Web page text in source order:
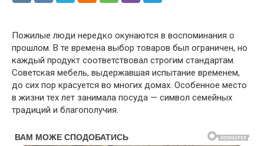
Пожилые люди нередко окунаются в воспоминания о
прошлом. В те времена выбор товаров был ограничен, но
каждый продукт соответствовал строгим стандартам.
Советская мебель, выдержавшая испытание временем,
до сих пор красуется во многих домах. Особенное место
в жизни тех лет занимала посуда — символ семейных
традиций и благополучия.